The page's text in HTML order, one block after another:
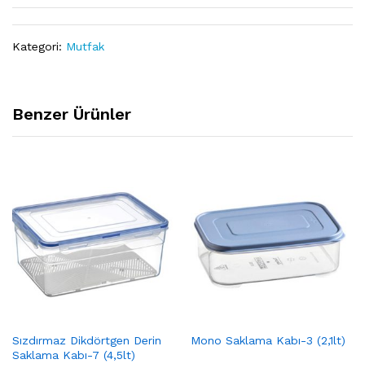
Kategori: Mutfak
Benzer Ürünler
Sızdırmaz Dikdörtgen Derin
Saklama Kabı-7 (4,5lt)
Mono Saklama Kabı-3 (2,1lt)